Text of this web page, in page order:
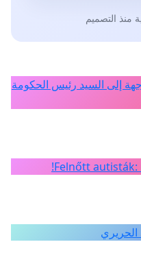
منذ التصميم
إلى السيد رئيس الحكومة
Felnőtt